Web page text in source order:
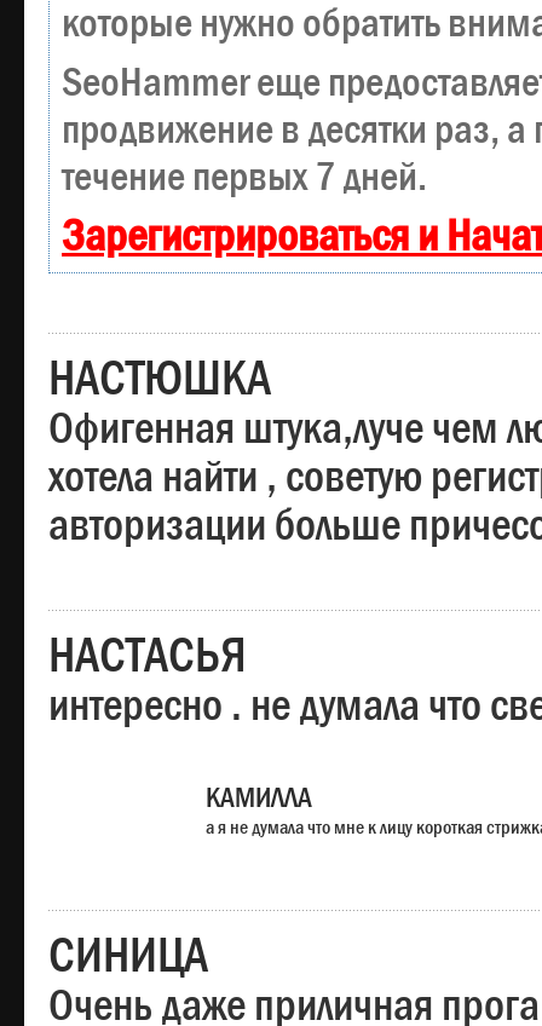
которые нужно обратить
SeoHammer еще
продвижение в десятки раз, а
течение первых 7 дней.
Зарегистрироваться и
НАСТЮШКА
Офигенная штука,луче чем
хотела найти , советую
авторизации больше
НАСТАСЬЯ
интересно . не думала что
КАМИЛЛА
а я не думала что мне к лицу короткая
СИНИЦА
Очень даже приличная